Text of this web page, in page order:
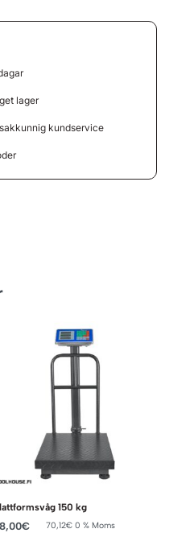
lager
kundservice
150 kg
€ 70,12€ 0 % Moms